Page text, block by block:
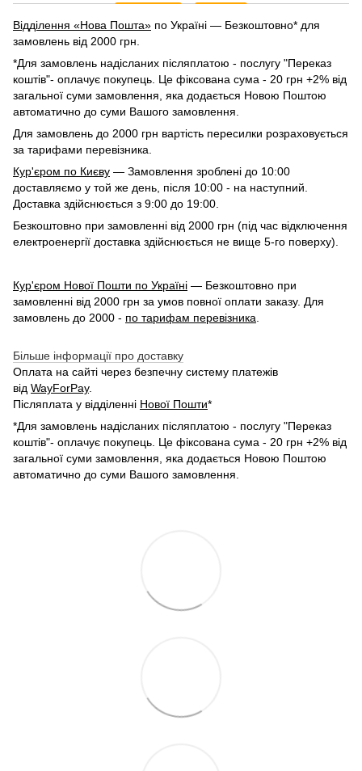
Відділення «Нова Пошта» по Україні — Безкоштовно* для
замовлень від 2000 грн.
*Для замовлень надісланих післяплатою - послугу "Переказ
коштів"- оплачує покупець. Це фіксована сума - 20 грн +2% від
загальної суми замовлення, яка додається Новою Поштою
автоматично до суми Вашого замовлення.
Для замовлень до 2000 грн вартість пересилки розраховується
за тарифами перевізника.
Кур'єром по Києву — Замовлення зроблені до 10:00
доставляємо у той же день, після 10:00 - на наступний.
Доставка здійснюється з 9:00 до 19:00.
Безкоштовно при замовленні від 2000 грн (під час відключення
електроенергії доставка здійснюється не вище 5-го поверху).
Кур'єром Нової Пошти по Україні — Безкоштовно при
замовленні від 2000 грн за умов повної оплати заказу. Для
замовлень до 2000 - по тарифам перевізника
Більше інформації про доставку
Оплата на сайті через безпечну систему платежів
від WayForPay.
Післяплата у відділенні Нової Пошти*
*Для замовлень надісланих післяплатою - послугу "Переказ
коштів"- оплачує покупець. Це фіксована сума - 20 грн +2% від
загальної суми замовлення, яка додається Новою Поштою
автоматично до суми Вашого замовлення.